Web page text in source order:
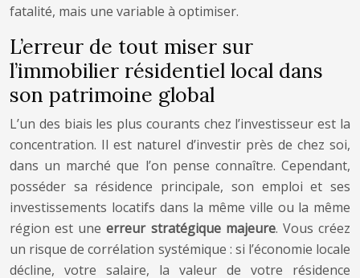
fatalité, mais une variable à optimiser.
L’erreur de tout miser sur
l’immobilier résidentiel local dans
son patrimoine global
L’un des biais les plus courants chez l’investisseur est la
concentration. Il est naturel d’investir près de chez soi,
dans un marché que l’on pense connaître. Cependant,
posséder sa résidence principale, son emploi et ses
investissements locatifs dans la même ville ou la même
région est uneerreur stratégique majeure. Vous créez
un risque de corrélation systémique : si l’économie locale
décline, votre salaire, la valeur de votre résidence